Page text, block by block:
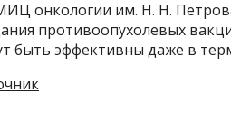
онкологии им. Н. Н.
противоопухолевых
быть эффективны даже в